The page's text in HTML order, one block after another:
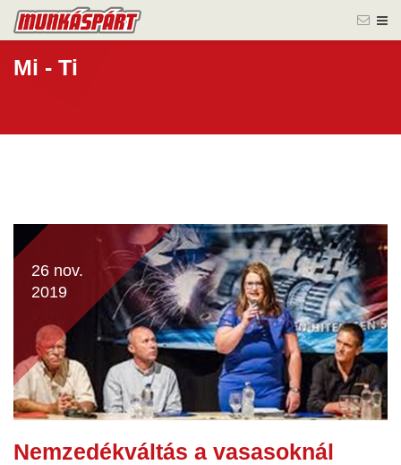
Mi - Ti
26 nov.
2019
Nemzedékváltás a vasasoknál